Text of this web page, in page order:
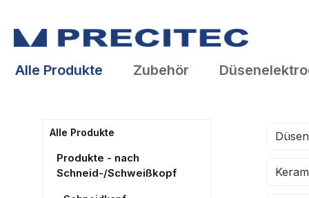
Alle Produkte Zubehör
Alle Produkte
Produkte - nach
Schneid-/Schweißkopf